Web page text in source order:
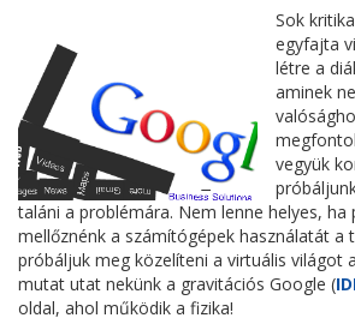
Sok
egyfajta
létre a
aminek
vegyük
taláni a problémára. Nem lenne helyes,
mellőznénk a számítógépek használatát a
próbáljuk meg közelíteni a virtuális világot
mutat utat nekünk a gravitációs Google (
oldal, ahol működik a fizika!